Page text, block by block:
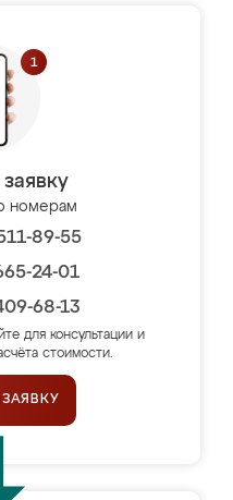
номерам
89-55
24-01
68-13
для консультации и
стоимости.